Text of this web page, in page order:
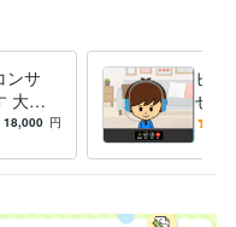
ンサ
大手
〜収益
18,000 円
ビデ
せや
る円